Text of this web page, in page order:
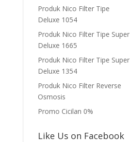
Produk Nico Filter Tipe
Deluxe 1054
Produk Nico Filter Tipe Super
Deluxe 1665
Produk Nico Filter Tipe Super
Deluxe 1354
Produk Nico Filter Reverse
Osmosis
Promo Cicilan 0%
Like Us on Facebook